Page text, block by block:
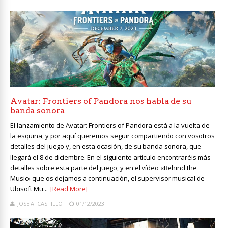
Avatar: Frontiers of Pandora nos habla de su
banda sonora
El lanzamiento de Avatar: Frontiers of Pandora está a la vuelta de
la esquina, y por aquí queremos seguir compartiendo con vosotros
detalles del juego y, en esta ocasión, de su banda sonora, que
llegará el 8 de diciembre. En el siguiente artículo encontraréis más
detalles sobre esta parte del juego, y en el vídeo «Behind the
Music» que os dejamos a continuación, el supervisor musical de
Ubisoft Mu... [Read More]
JOSE A. CASTILLO 01/12/2023